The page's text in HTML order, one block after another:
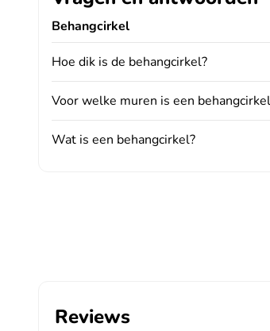
Behangcirkel
Hoe dik is de behangcirkel?
Voor welke muren is een
Wat is een behangcirkel?
Reviews